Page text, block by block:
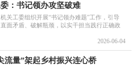
：书记领办攻坚破难
关工委组织开展“书记领办难题”工作，引导
面矛盾、破解瓶颈，以实干担当践行正确政
2026-06-04
流量”架起乡村振兴连心桥